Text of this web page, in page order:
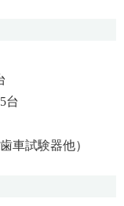
台
車試験器他）